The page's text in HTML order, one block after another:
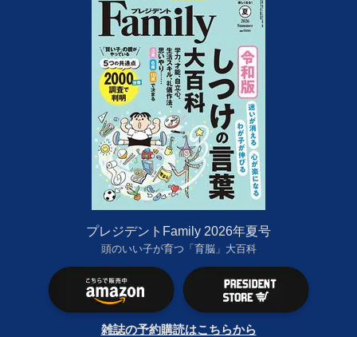
プレジデントFamily 2026年夏号
頭のいい子が育つ「育脳」大百科
雑誌の予約購読はこちらから